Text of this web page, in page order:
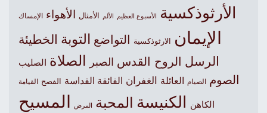
الأرثوذكسية الأسبوع العظيم الألم الأمثال الأهواء الإمساك
الإيمان الارثوذكسية التواضع التوبة الخطيئة
الرسل الروح القدس الصبر الصلاة الصليب
الصوم الصيام العائلة الغفران الفائقة القداسة الفصح القيامة
الكاهن الكنيسةالمحبة المرض المسيح